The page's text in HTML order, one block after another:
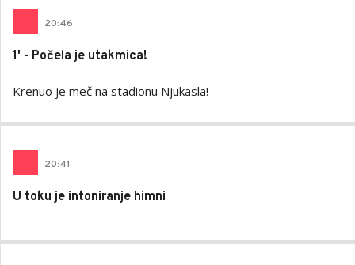
20:46
1' - Počela je utakmica!
Krenuo je meč na stadionu Njukasla!
20:41
U toku je intoniranje himni